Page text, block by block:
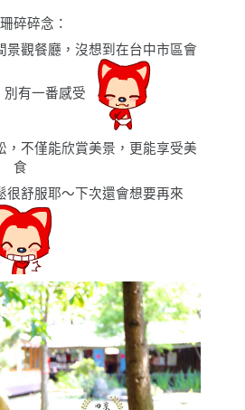
碎碎念：
景觀餐廳，沒想到在台中市區會
有一番感受
，不僅能欣賞美景，更能享受美
食
很舒服耶〜下次還會想要再來